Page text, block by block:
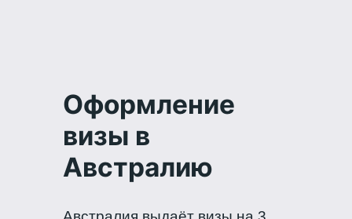
Оформление
визы в
Австралию